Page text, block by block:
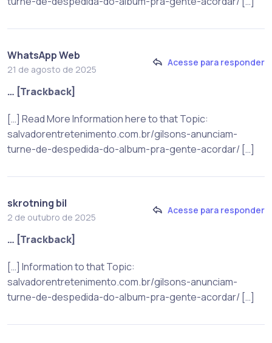
WhatsApp Web
21 de agosto de 2025
Acesse para responder
… [Trackback]
[…] Read More Information here to that Topic:
salvadorentretenimento.com.br/gilsons-anunciam-
turne-de-despedida-do-album-pra-gente-acordar/ […]
skrotning bil
2 de outubro de 2025
Acesse para responder
… [Trackback]
[…] Information to that Topic:
salvadorentretenimento.com.br/gilsons-anunciam-
turne-de-despedida-do-album-pra-gente-acordar/ […]